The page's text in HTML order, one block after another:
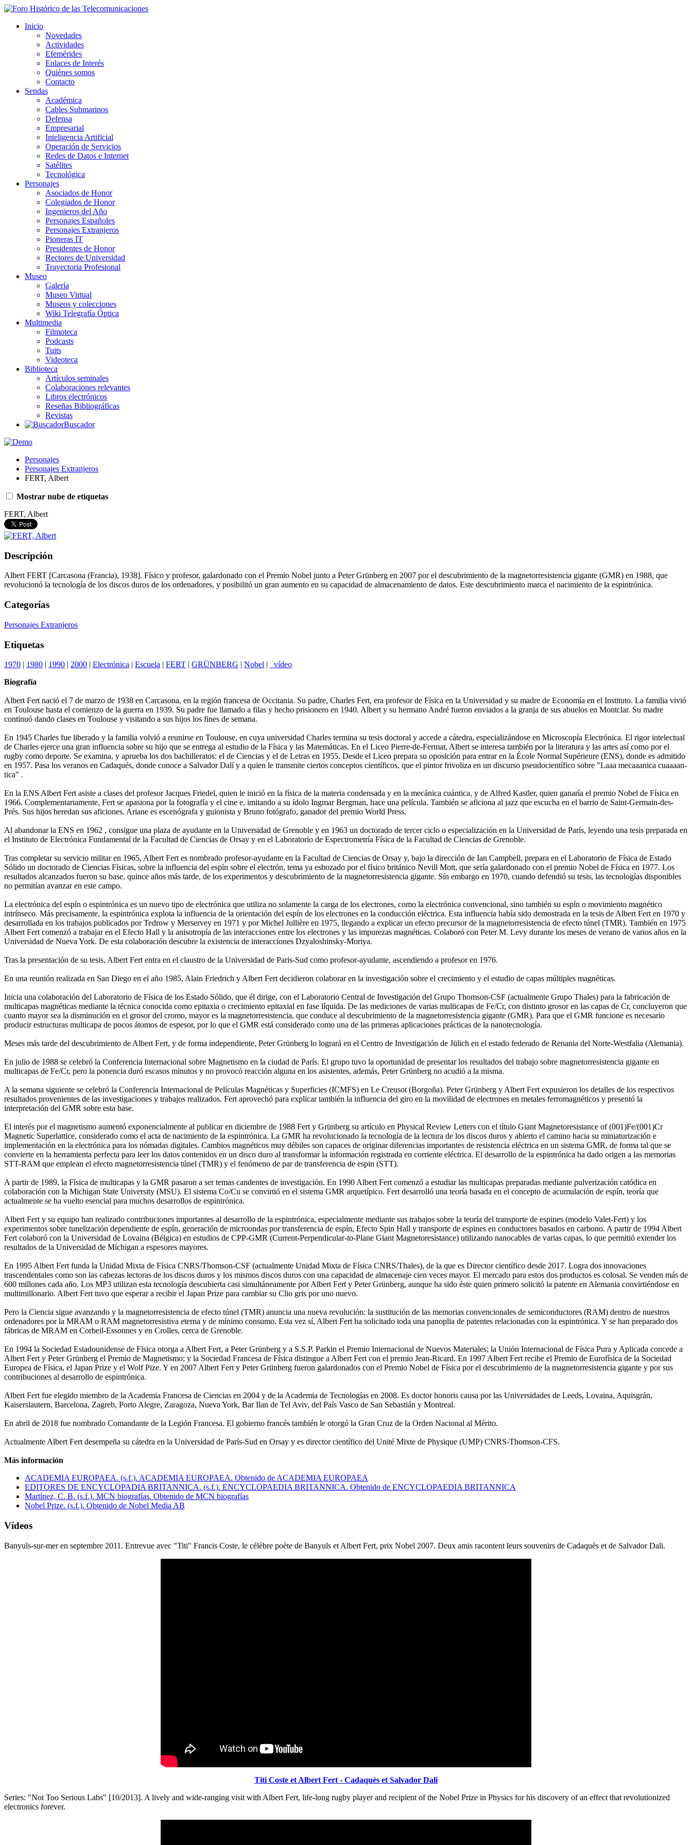
Inicio
Novedades
Actividades
Efemérides
Enlaces de Interés
Quiénes somos
Contacto
Sendas
Académica
Cables Submarinos
Defensa
Empresarial
Inteligencia Artificial
Operación de Servicios
Redes de Datos e Internet
Satélites
Tecnológica
Personajes
Asociados de Honor
Colegiados de Honor
Ingenieros del Año
Personajes Españoles
Personajes Extranjeros
Pioneras IT
Presidentes de Honor
Rectores de Universidad
Trayectoria Profesional
Museo
Galería
Museo Virtual
Museos y colecciones
Wiki Telegrafía Óptica
Multimedia
Filmoteca
Podcasts
Tuits
Videoteca
Biblioteca
Artículos seminales
Colaboraciones relevantes
Libros electrónicos
Reseñas Bibliográficas
Revistas
Buscador
Personajes
Personajes Extranjeros
FERT, Albert
Mostrar nube de etiquetas
FERT, Albert
Descripción
Albert FERT [Carcasona (Francia), 1938]. Físico y profesor, galardonado con el Premio Nobel junto a Peter Grünberg en 2007 por el descubrimiento de la magnetorresistencia gigante (GMR) en 1988, que
revolucionó la tecnología de los discos duros de los ordenadores, y posibilitó un gran aumento en su capacidad de almacenamiento de datos. Este descubrimiento marca el nacimiento de la espintrónica.
Categorías
Personajes Extranjeros
Etiquetas
1970 | 1980 | 1990 | 2000 | Electrónica | Escuela | FERT | GRÜNBERG | Nobel |
_vídeo
Biografía
Albert Fert nació el 7 de marzo de 1938 en Carcasona, en la región francesa de Occitania. Su padre, Charles Fert, era profesor de Física en la Universidad y su madre de Economía en el Instituto. La familia vivió
en Toulouse hasta el comienzo de la guerra en 1939. Su padre fue llamado a filas y hecho prisionero en 1940. Albert y su hermano André fueron enviados a la granja de sus abuelos en Montclar. Su madre
continuó dando clases en Toulouse y visitando a sus hijos los fines de semana.
En 1945 Charles fue liberado y la familia volvió a reunirse en Toulouse, en cuya universidad Charles termina su tesis doctoral y accede a cátedra, especializándose en Microscopía Electrónica. El rigor intelectual
de Charles ejerce una gran influencia sobre su hijo que se entrega al estudio de la Física y las Matemáticas. En el Liceo Pierre-de-Fermat, Albert se interesa también por la literatura y las artes así como por el
rugby como deporte. Se examina, y aprueba los dos bachilleratos: el de Ciencias y el de Letras en 1955. Desde el Liceo prepara su oposición para entrar en la École Normal Supérieure (ENS), donde es admitido
en 1957. Pasa los veranos en Cadaqués, donde conoce a Salvador Dalí y a quien le transmite ciertos conceptos científicos, que el pintor frivoliza en un discurso pseudocientífico sobre "Laaa mecaaanica cuaaaan-
tica" .
En la ENS Albert Fert asiste a clases del profesor Jacques Friedel, quien le inició en la física de la materia condensada y en la mecánica cuántica, y de Alfred Kastler, quien ganaría el premio Nobel de Física en
1966. Complementariamente, Fert se apasiona por la fotografía y el cine e, imitando a su ídolo Ingmar Bergman, hace una película. También se aficiona al jazz que escucha en el barrio de Saint-Germain-des-
Prés. Sus hijos heredan sus aficiones. Ariane es escenógrafa y guionista y Bruno fotógrafo, ganador del premio World Press.
Al abandonar la ENS en 1962 , consigue una plaza de ayudante en la Universidad de Grenoble y en 1963 un doctorado de tercer ciclo o especialización en la Universidad de París, leyendo una tesis preparada en
el Instituto de Electrónica Fundamental de la Facultad de Ciencias de Orsay y en el Laboratorio de Espectrometría Física de la Facultad de Ciencias de Grenoble.
Tras completar su servicio militar en 1965, Albert Fert es nombrado profesor-ayudante en la Facultad de Ciencias de Orsay y, bajo la dirección de Ian Campbell, prepara en el Laboratorio de Física de Estado
Sólido un doctorado de Ciencias Físicas, sobre la influencia del espín sobre el electrón, tema ya esbozado por el físico británico Nevill Mott, que sería galardonado con el premio Nobel de Física en 1977. Los
resultados alcanzados fueron su base, quince años más tarde, de los experimentos y descubrimiento de la magnetorresistencia gigante. Sín embargo en 1970, cuando defendió su tesis, las tecnologías disponibles
no permitían avanzar en este campo.
La electrónica del espín o espintrónica es un nuevo tipo de electrónica que utiliza no solamente la carga de los electrones, como la electrónica convencional, sino también su espín o movimiento magnético
intrínseco. Más precisamente, la espintrónica explota la influencia de la orientación del espín de los electrones en la conducción eléctrica. Esta influencia había sido demostrada en la tesis de Albert Fert en 1970 y
desarrollada en los trabajos publicados por Tedrow y Merservey en 1971 y por Michel Jullière en 1975, llegando a explicar un efecto precursor de la magnetorresistencia de efecto túnel (TMR). También en 1975
Albert Fert comenzó a trabajar en el Efecto Hall y la anisotropía de las interacciones entre los electrones y las impurezas magnéticas. Colaboró con Peter M. Levy durante los meses de verano de varios años en la
Universidad de Nueva York. De esta colaboración descubre la existencia de interacciones Dzyaloshinsky-Moriya.
Tras la presentación de su tesis, Albert Fert entra en el claustro de la Universidad de Paris-Sud como profesor-ayudante, ascendiendo a profesor en 1976.
En una reunión realizada en San Diego en el año 1985, Alain Friedrich y Albert Fert decidieron colaborar en la investigación sobre el crecimiento y el estudio de capas múltiples magnéticas.
Inicia una colaboración del Laboratorio de Física de los Estado Sólido, que él dirige, con el Laboratorio Central de Investigación del Grupo Thomson-CSF (actualmente Grupo Thales) para la fabricación de
multicapas magnéticas mediante la técnica conocida como epitaxia o crecimiento epitaxial en fase líquida. De las mediciones de varias multicapas de Fe/Cr, con distinto grosor en las capas de Cr, concluyeron que
cuanto mayor sea la disminución en el grosor del cromo, mayor es la magnetorresistencia, que conduce al descubrimiento de la magnetorresistencia gigante (GMR). Para que el GMR funcione es necesario
producir estructuras multicapa de pocos átomos de espesor, por lo que el GMR está considerado como una de las primeras aplicaciones prácticas de la nanotecnología.
Meses más tarde del descubrimiento de Albert Fert, y de forma independiente, Peter Grünberg lo logrará en el Centro de Investigación de Jülich en el estado federado de Renania del Norte-Westfalia (Alemania).
En julio de 1988 se celebró la Conferencia Internacional sobre Magnetismo en la ciudad de París. El grupo tuvo la oportunidad de presentar los resultados del trabajo sobre magnetorresistencia gigante en
multicapas de Fe/Cr, pero la ponencia duró escasos minutos y no provocó reacción alguna en los asistentes, además, Peter Grünberg no acudió a la misma.
A la semana siguiente se celebró la Conferencia Internacional de Películas Magnéticas y Superficies (ICMFS) en Le Creusot (Borgoña). Peter Grünberg y Albert Fert expusieron los detalles de los respectivos
resultados provenientes de las investigaciones y trabajos realizados. Fert aprovechó para explicar también la influencia del giro en la movilidad de electrones en metales ferromagnéticos y presentó la
interpretación del GMR sobre esta base.
El interés por el magnetismo aumentó exponencialmente al publicar en diciembre de 1988 Fert y Grünberg su artículo en Physical Review Letters con el título Giant Magnetoresistance of (001)Fe/(001)Cr
Magnetic Superlattice, considerado como el acta de nacimiento de la espintrónica. La GMR ha revolucionado la tecnología de la lectura de los discos duros y abierto el camino hacia su miniaturización e
implementación en la electrónica para los nómadas digitales. Cambios magnéticos muy débiles son capaces de originar diferencias importantes de resistencia eléctrica en un sistema GMR, de forma tal que se
convierte en la herramienta perfecta para leer los datos contenidos en un disco duro al transformar la información registrada en corriente eléctrica. El desarrollo de la espintrónica ha dado origen a las memorias
STT-RAM que emplean el efecto magnetorresistencia túnel (TMR) y el fenómeno de par de transferencia de espin (STT).
A partir de 1989, la Física de multicapas y la GMR pasaron a ser temas candentes de investigación. En 1990 Albert Fert comenzó a estudiar las multicapas preparadas mediante pulverización catódica en
colaboración con la Michigan State University (MSU). El sistema Co/Cu se convirtió en el sistema GMR arquetípico. Fert desarrolló una teoría basada en el concepto de acumulación de espín, teoría que
actualmente se ha vuelto esencial para muchos desarrollos de espintrónica.
Albert Fert y su equipo han realizado contribuciones importantes al desarrollo de la espintrónica, especialmente mediante sus trabajos sobre la teoría del transporte de espines (modelo Valet-Fert) y los
experimentos sobre tunelización dependiente de espín, generación de microondas por transferencia de espín, Efecto Spin Hall y transporte de espines en conductores basados en carbono. A partir de 1994 Albert
Fert colaboró con la Universidad de Lovaina (Bélgica) en estudios de CPP-GMR (Current-Perpendicular-to-Plane Giant Magnetoresistance) utilizando nanocables de varias capas, lo que permitió extender los
resultados de la Universidad de Míchigan a espesores mayores.
En 1995 Albert Fert funda la Unidad Mixta de Física CNRS/Thomson-CSF (actualmente Unidad Mixta de Física CNRS/Thales), de la que es Director científico desde 2017. Logra dos innovaciones
trascendentales como son las cabezas lectoras de los discos duros y los mismos discos duros con una capacidad de almacenaje cien veces mayor. El mercado para estos dos productos es colosal. Se venden más de
600 millones cada año. Los MP3 utilizan esta tecnología descubierta casi simultáneamente por Albert Fert y Peter Grünberg, aunque ha sido éste quien primero solicitó la patente en Alemania convirtiéndose en
multimillonario. Albert Fert tuvo que esperar a recibir el Japan Prize para cambiar su Clio gris por uno nuevo.
Pero la Ciencia sigue avanzando y la magnetorresistencia de efecto túnel (TMR) anuncia una nueva revolución: la sustitución de las memorias convencionales de semiconductores (RAM) dentro de nuestros
ordenadores por la MRAM o RAM magnetorresistiva eterna y de mínimo consumo. Esta vez sí, Albert Fert ha solicitado toda una panoplia de patentes relacionadas con la espintrónica. Y se han preparado dos
fábricas de MRAM en Corbeil-Essonnes y en Crolles, cerca de Grenoble.
En 1994 la Sociedad Estadounidense de Física otorga a Albert Fert, a Peter Grünberg y a S.S.P. Parkin el Premio Internacional de Nuevos Materiales; la Unión Internacional de Física Pura y Aplicada concede a
Albert Fert y Peter Grünberg el Premio de Magnetismo; y la Sociedad Francesa de Física distingue a Albert Fert con el premio Jean-Ricard. En 1997 Albert Fert recibe el Premio de Eurofísica de la Sociedad
Europea de Física, el Japan Prize y el Wolf Pize. Y en 2007 Albert Fert y Peter Grünberg fueron galardonados con el Premio Nobel de Física por el descubrimiento de la magnetorresistencia gigante y por sus
contribuciones al desarrollo de espintrónica.
Albert Fert fue elegido miembro de la Academia Francesa de Ciencias en 2004 y de la Academia de Tecnologías en 2008. Es doctor honoris causa por las Universidades de Leeds, Lovaina, Aquisgrán,
Kaiserslautern, Barcelona, Zagreb, Porto Alegre, Zaragoza, Nueva York, Bar Ilan de Tel Aviv, del País Vasco de San Sebastián y Montreal.
En abril de 2018 fue nombrado Comandante de la Legión Francesa. El gobierno francés también le otorgó la Gran Cruz de la Orden Nacional al Mérito.
Actualmente Albert Fert desempeña su cátedra en la Universidad de París-Sud en Orsay y es director científico del Unité Mixte de Physique (UMP) CNRS-Thomson-CFS.
Más información
ACADEMIA EUROPAEA. (s.f.). ACADEMIA EUROPAEA. Obtenido de ACADEMIA EUROPAEA
EDITORES DE ENCYCLOPADIA BRITANNICA. (s.f.). ENCYCLOPAEDIA BRITANNICA. Obtenido de ENCYCLOPAEDIA BRITANNICA
Martínez, C. B. (s.f.). MCN biografías. Obtenido de MCN biografías
Nobel Prize. (s.f.). Obtenido de Nobel Media AB
Vídeos
Banyuls-sur-mer en septembre 2011. Entrevue avec "Titi" Francis Coste, le célèbre poète de Banyuls et Albert Fert, prix Nobel 2007. Deux amis racontent leurs souvenirs de Cadaquès et de Salvador Dali.
Titi Coste et Albert Fert - Cadaquès et Salvador Dali
Series: "Not Too Serious Labs" [10/2013]. A lively and wide-ranging visit with Albert Fert, life-long rugby player and recipient of the Nobel Prize in Physics for his discovery of an effect that revolutionized
electronics forever.